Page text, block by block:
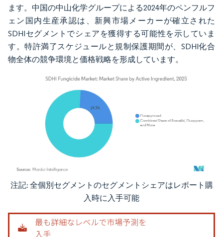
ます。中国の中山化学グループによる2024年のペンフルフ
ェン国内生産承認は、新興市場メーカーが確立された
SDHIセグメントでシェアを獲得する可能性を示していま
す。特許満了スケジュールと規制保護期間が、SDHI化合
物全体の競争環境と価格戦略を形成しています。
画像 © Mordor Intelligence。再利用にはCC BY 4.0の表示が必要です。
注記: 全個別セグメントのセグメントシェアはレポート購
入時に入手可能